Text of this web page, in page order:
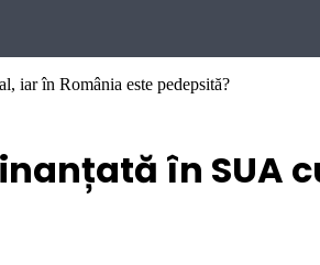
iar în România este pedepsită?
în SUA